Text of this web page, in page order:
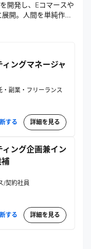
開発し、Eコマースや
開。人間を単純作業
スタイルの実現を目
ディアでの情報発信
ィングマネージャ
・副業・フリーランス
する 詳細を見る
ィング企画兼イン
/契約社員
する 詳細を見る